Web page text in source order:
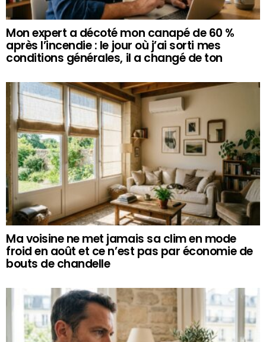
Mon expert a décoté mon canapé de 60 %
après l’incendie : le jour où j’ai sorti mes
conditions générales, il a changé de ton
Ma voisine ne met jamais sa clim en mode
froid en août et ce n’est pas par économie de
bouts de chandelle